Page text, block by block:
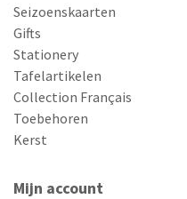
Seizoenskaarten
Gifts
Stationery
Tafelartikelen
Collection Français
Toebehoren
Kerst
Mijn account